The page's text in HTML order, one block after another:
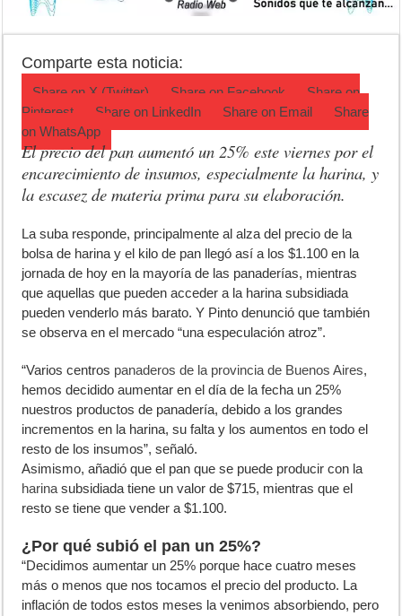
Campeonato TC JK: Diego Cordone se quedó con una gran victoria
Opinión: Buscando una mejor educación ambiental
Comparte esta noticia:
Share on X (Twitter) Share on Facebook
Share on
Pinterest
Share on LinkedIn Share on Email
Share
onWhatsApp
El precio del pan aumentó un 25% este viernes por el
encarecimiento de insumos, especialmente la harina, y
la escasez de materia prima para su elaboración.
La suba responde, principalmente al alza del precio de la
bolsa de harina y el kilo de pan llegó así a los $1.100 en la
jornada de hoy en la mayoría de las panaderías, mientras
que aquellas que pueden acceder a la harina subsidiada
pueden venderlo más barato. Y Pinto denunció que también
se observa en el mercado “una especulación atroz”.
“Varios centros panaderos de la provincia de Buenos Aires,
hemos decidido aumentar en el día de la fecha un 25%
nuestros productos de panadería, debido a los grandes
incrementos en la harina, su falta y los aumentos en todo el
resto de los insumos”, señaló.
Asimismo, añadió que el pan que se puede producir con la
harinasubsidiada tiene un valor de $715, mientras que el
resto se tiene que vender a $1.100.
¿Por qué subió el pan un 25%?
“Decidimos aumentar un 25% porque hace cuatro meses
más o menos que nos tocamos el precio del producto. La
inflación de todos estos meses la venimos absorbiendo, pero